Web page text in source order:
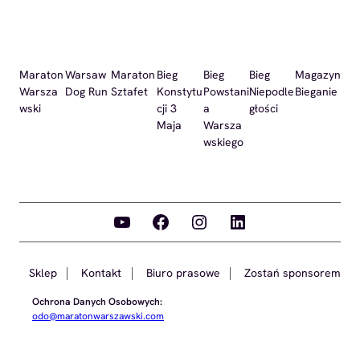
Maraton
Warsza
wski
Warsaw
Dog Run
Maraton
Sztafet
Bieg
Konstytu
cji 3
Maja
Bieg
Powstani
a
Warsza
wskiego
Bieg
Niepodle
głości
Magazyn
Bieganie
YouTube Facebook Instagram LinkedIn
Sklep Kontakt Biuro prasowe Zostań sponsorem
Ochrona Danych Osobowych:
odo@maratonwarszawski.com